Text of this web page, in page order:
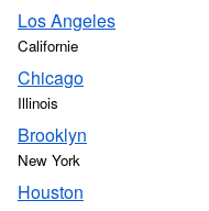
Los Angeles
Californie
Chicago
Illinois
Brooklyn
New York
Houston